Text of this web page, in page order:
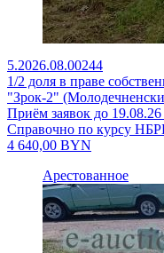
5.2026.08.00244
1/2 доля в праве
"Зрок-2"
Приём заявок до
Справочно по курсу
4 640,00 BYN
Арестованное